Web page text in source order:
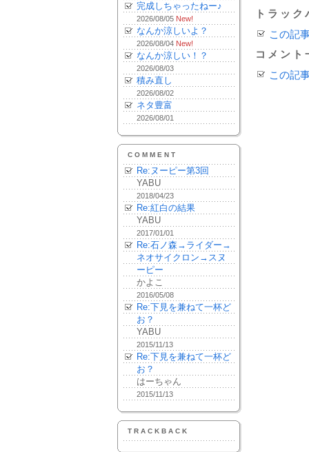
完成しちゃったねー♪
2026/08/05 New!
なんか涼しいよ？
2026/08/04 New!
なんか涼しい！？
2026/08/03
積み直し
2026/08/02
ネタ豊富
2026/08/01
COMMENT
Re:ヌーピー第3回
YABU
2018/04/23
Re:紅白の結果
YABU
2017/01/01
Re:石ノ森→ライダー→
ネオサイクロン→スヌ
ーピー
かよこ
2016/05/08
Re:下見を兼ねて一杯ど
お？
YABU
2015/11/13
Re:下見を兼ねて一杯ど
お？
はーちゃん
2015/11/13
TRACKBACK
トラッ
この記
コメント
この記